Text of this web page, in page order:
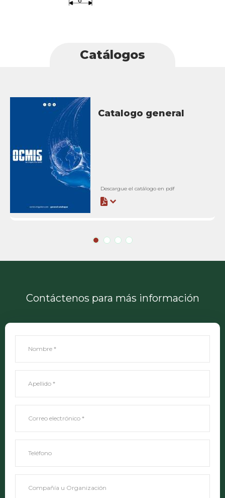
Catálogos
Catalogo general
Descargue el catálogo en pdf
Contáctenos para más información